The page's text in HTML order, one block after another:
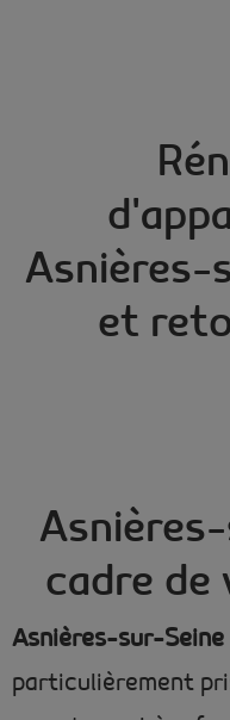
Asnières-
et
cadre de
Asnières-sur-Seine
particulièrement